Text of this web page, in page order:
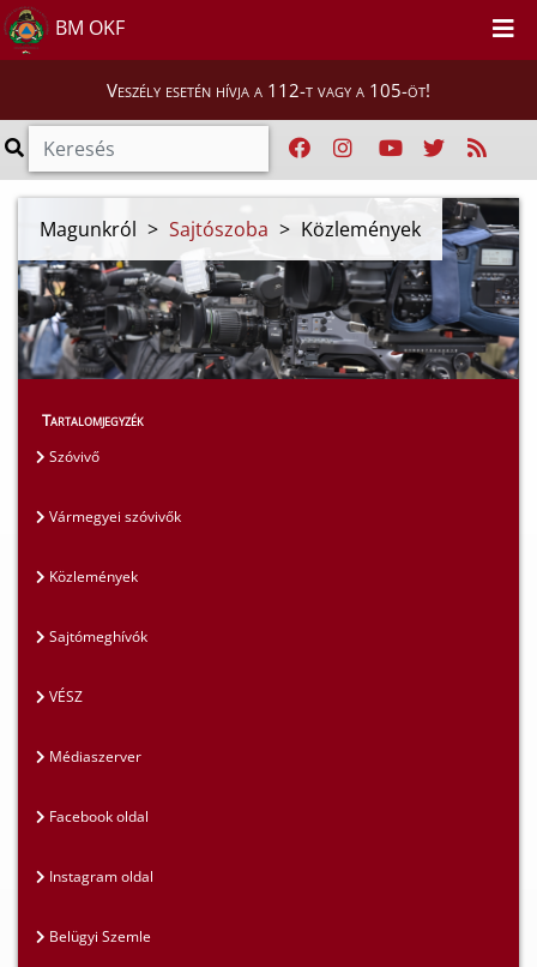
BM OKF
Veszély esetén hívja a 112-t vagy a 105-öt!
Magunkról > Sajtószoba > Közlemények
Tartalomjegyzék
Szóvivő
Vármegyei szóvivők
Közlemények
Sajtómeghívók
VÉSZ
Médiaszerver
Facebook oldal
Instagram oldal
Belügyi Szemle